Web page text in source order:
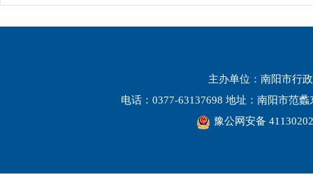
主办单位：南阳市行
电话：0377-63137698 地址：南阳市范
豫公网安备